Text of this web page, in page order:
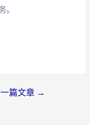
。
篇文章 →